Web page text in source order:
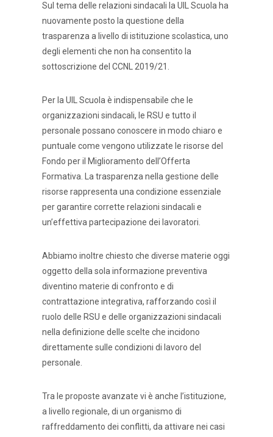
Sul tema delle relazioni sindacali la UIL Scuola ha
nuovamente posto la questione della
trasparenza a livello di istituzione scolastica, uno
degli elementi che non ha consentito la
sottoscrizione del CCNL 2019/21.
Per la UIL Scuola è indispensabile che le
organizzazioni sindacali, le RSU e tutto il
personale possano conoscere in modo chiaro e
puntuale come vengono utilizzate le risorse del
Fondo per il Miglioramento dell’Offerta
Formativa. La trasparenza nella gestione delle
risorse rappresenta una condizione essenziale
per garantire corrette relazioni sindacali e
un’effettiva partecipazione dei lavoratori.
Abbiamo inoltre chiesto che diverse materie oggi
oggetto della sola informazione preventiva
diventino materie di confronto e di
contrattazione integrativa, rafforzando così il
ruolo delle RSU e delle organizzazioni sindacali
nella definizione delle scelte che incidono
direttamente sulle condizioni di lavoro del
personale.
Tra le proposte avanzate vi è anche l’istituzione,
a livello regionale, di un organismo di
raffreddamento dei conflitti, da attivare nei casi